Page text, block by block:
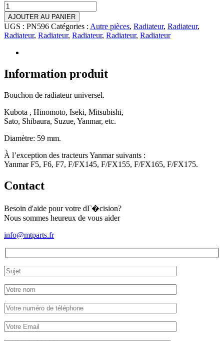
quantité
de
Bouchon
radiateur
Universel
(diamètre
mm)
AJOUTER AU PANIER
UGS : PN596 Catégories : Autre pièces, Radiateur, Radiateur,
Radiateur, Radiateur, Radiateur, Radiateur, Radiateur
Information produit
Bouchon de radiateur universel.
Kubota , Hinomoto, Iseki, Mitsubishi,
Sato, Shibaura, Suzue, Yanmar, etc.
Diamètre: 59 mm.
À l’exception des tracteurs Yanmar suivants :
Yanmar F5, F6, F7, F/FX145, F/FX155, F/FX165, F/FX175.
Contact
Besoin d'aide pour votre dГ�cision?
Nous sommes heureux de vous aider
info@mtparts.fr